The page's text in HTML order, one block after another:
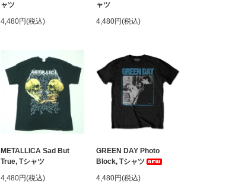
ャツ
4,480円(税込)
ャツ
4,480円(税込)
METALLICA Sad But
True, Tシャツ
4,480円(税込)
GREEN DAY Photo
Block, Tシャツ
4,480円(税込)